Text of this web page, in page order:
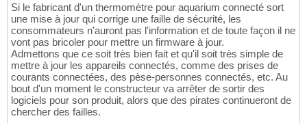
Si le fabricant d'un thermomètre pour aquarium connecté sort
une mise à jour qui corrige une faille de sécurité, les
consommateurs n'auront pas l'information et de toute façon il ne
vont pas bricoler pour mettre un firmware à jour.
Admettons que ce soit très bien fait et qu'il soit très simple de
mettre à jour les appareils connectés, comme des prises de
courants connectées, des pèse-personnes connectés, etc. Au
bout d'un moment le constructeur va arrêter de sortir des
logiciels pour son produit, alors que des pirates continueront de
chercher des failles.